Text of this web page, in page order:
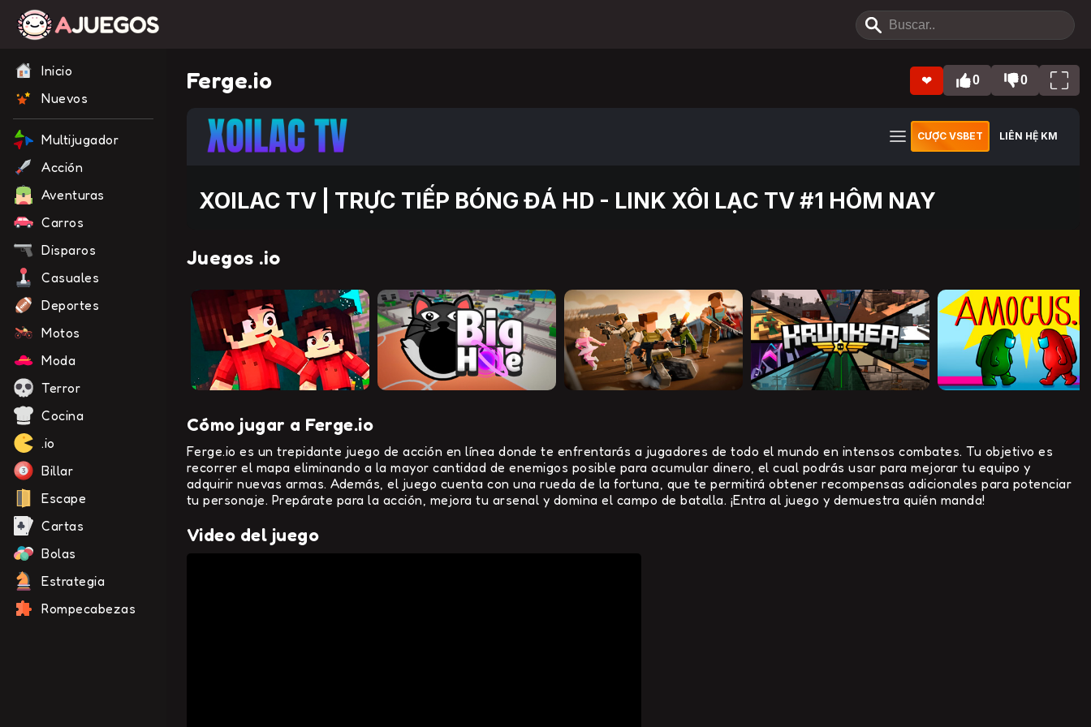
Inicio
Nuevos
Multijugador
Acción
Aventuras
Carros
Disparos
Casuales
Deportes
Motos
Moda
Terror
Cocina
.io
Billar
Escape
Cartas
Bolas
Estrategia
Rompecabezas
Ferge.io ❤ 0 0
Juegos .io
Cómo jugar a Ferge.io
Ferge.io es un trepidante juego de acción en línea donde te enfrentarás a jugadores de todo el mundo en intensos combates. Tu objetivo es
recorrer el mapa eliminando a la mayor cantidad de enemigos posible para acumular dinero, el cual podrás usar para mejorar tu equipo y
adquirir nuevas armas. Además, el juego cuenta con una rueda de la fortuna, que te permitirá obtener recompensas adicionales para potenciar
tu personaje. Prepárate para la acción, mejora tu arsenal y domina el campo de batalla. ¡Entra al juego y demuestra quién manda!
Video del juego